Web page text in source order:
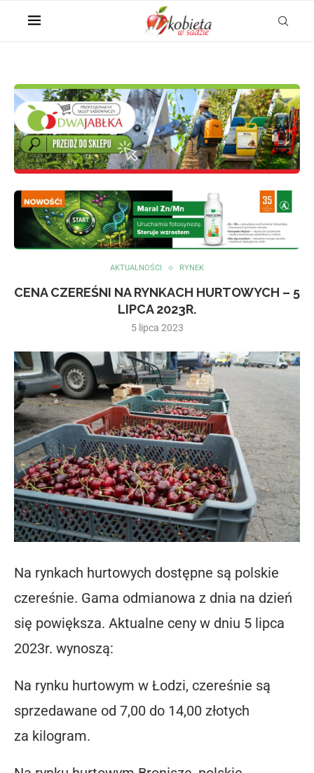
AKTUALNOŚCI RYNEK
CENA CZEREŚNI NA RYNKACH HURTOWYCH – 5
LIPCA 2023R.
5 lipca 2023
Na rynkach hurtowych dostępne są polskie
czereśnie. Gama odmianowa z dnia na dzień
się powiększa. Aktualne ceny w dniu 5 lipca
2023r. wynoszą:
Na rynku hurtowym w Łodzi, czereśnie są
sprzedawane od 7,00 do 14,00 złotych
za kilogram.